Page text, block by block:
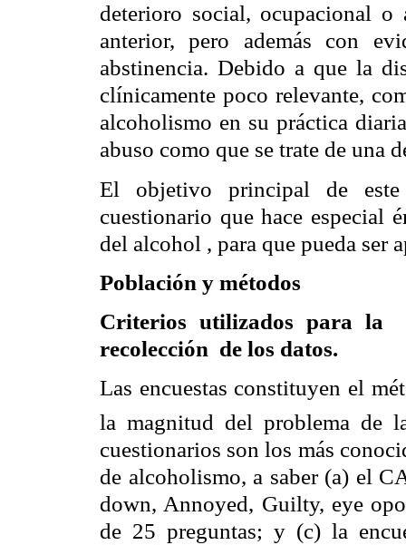
deterioro social, ocupacional
anterior, pero además con
abstinencia. Debido a que la
clínicamente poco relevante,
alcoholismo en su práctica
abuso como que se trate de una
El objetivo principal de
cuestionario que hace especial
del alcohol , para que pueda ser
Población y métodos
Criterios utilizados para la
recolección de los datos.
Las encuestas constituyen el
la magnitud del problema de
cuestionarios son los más
de alcoholismo, a saber (a) el
down, Annoyed, Guilty, eye
de 25 preguntas; y (c) la